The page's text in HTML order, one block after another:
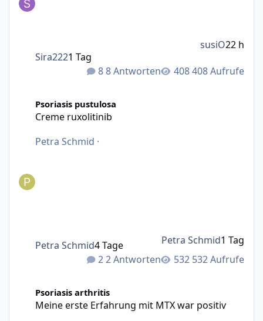
8 Antworten 408 Aufrufe
Sira2221 Tag
susiO22 h
Psoriasis pustulosa
Creme ruxolitinib
Petra Schmid ·
2 Antworten 532 Aufrufe
Petra Schmid4 Tage Petra Schmid1 Tag
Psoriasis arthritis
Meine erste Erfahrung mit MTX war positiv